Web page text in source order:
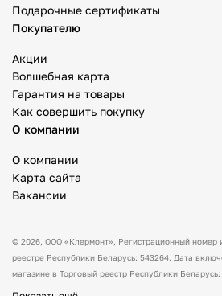
Подарочные сертификаты
Покупателю
Акции
Волшебная карта
Гарантия на товары
Как совершить покупку
О компании
О компании
Карта сайта
Вакансии
© 2026, ООО «Клермонт» , Регистрационный номер
реестре Республики Беларусь: 543264. Дата
магазине в Торговый реестр Республики